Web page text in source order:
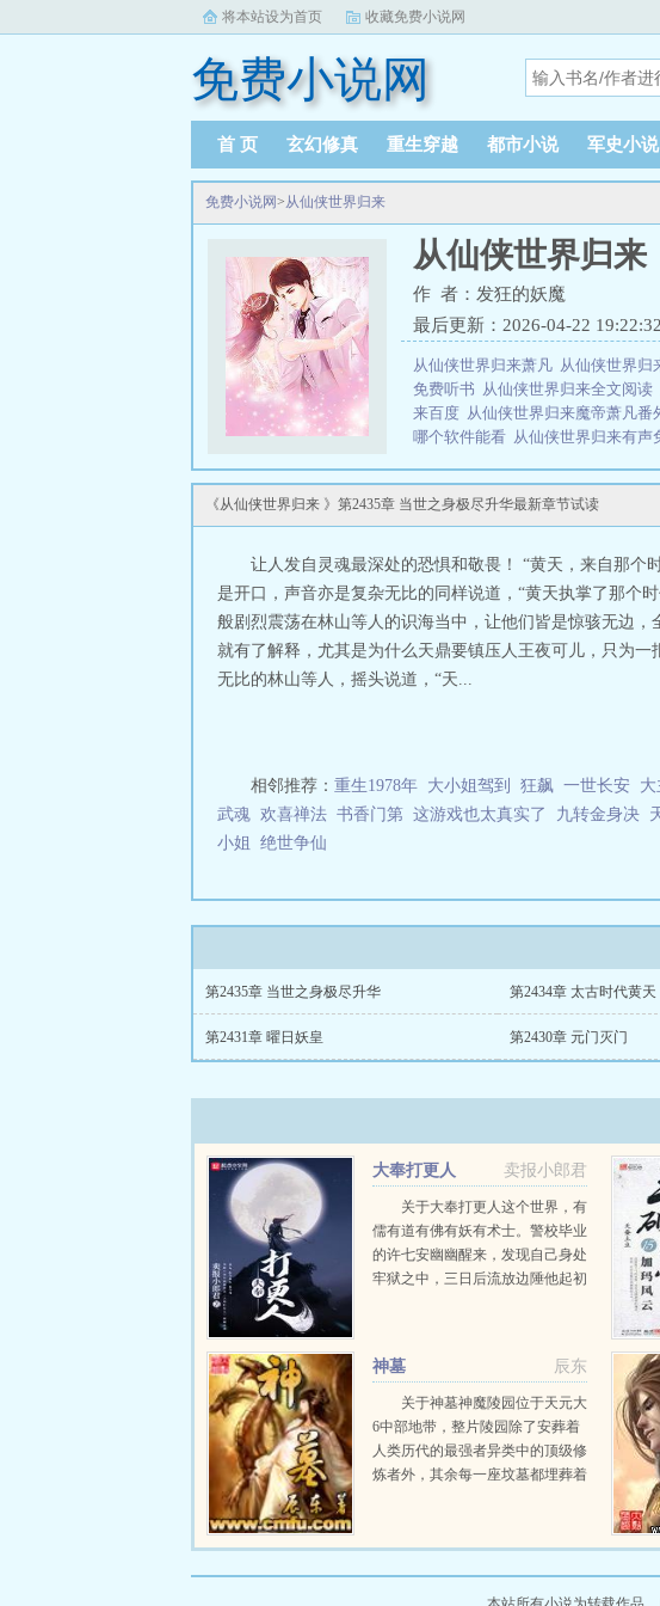
将本站设为首页 收藏免费小说网
免费小说网
首 页 玄幻修真 重生穿越 都市小说 军史小说
免费小说网>从仙侠世界归来
从仙侠世界归来
作 者：发狂的妖魔
最后更新：2026-04-22 19:22:32
从仙侠世界归来萧凡 从仙侠世界归
免费听书 从仙侠世界归来全文阅读
来百度 从仙侠世界归来魔帝萧凡番
哪个软件能看 从仙侠世界归来有声
无弹窗从仙侠世界归来 漫画从仙
世界归来 知乎从仙侠世界归来哪个
归来TXT笔趣阁从仙侠世界归来
凡免费阅读从仙侠世界归来女主
从仙侠世界归来改名了吗 从仙
侠世界归来TXT百度从仙侠世界
第2443章 从仙侠世界归来33从仙
侠世界归来笔趣阁从仙侠世界归
的从仙侠世界归来魔帝萧凡
是去了一个广袤无边，仙神林立，
回，充满无尽沧桑感觉的年青人
一般，其怪异的装饰引得周围的路
《从仙侠世界归来 》第2435章 当世之身极尽升华最新章节试读
让人发自灵魂最深处的恐惧和敬畏！ “黄天，来自那个
是开口，声音亦是复杂无比的同样说道，“黄天执掌了那个
般剧烈震荡在林山等人的识海当中，让他们皆是惊骇无边
就有了解释，尤其是为什么天鼎要镇压人王夜可儿，只为
无比的林山等人，摇头说道，“天...
相邻推荐： 重生1978年 大小姐驾到 狂飙 一世长安 大
武魂 欢喜禅法 书香门第 这游戏也太真实了 九转金身决
小姐
绝世争仙
第2435章 当世之身极尽升华 第2434章 太古时代黄天
第2431章 曜日妖皇 第2430章 元门灭门
卖报小郎君
大奉打更人
关于大奉打更人这个世界，有
儒有道有佛有妖有术士。警校毕业
的许七安幽幽醒来，发现自己身处
牢狱之中，三日后流放边陲他起初
辰东
神墓
关于神墓神魔陵园位于天元大
6中部地带，整片陵园除了安葬着
人类历代的最强者异类中的顶级修
炼者外，其余每一座坟墓都埋葬着
死去万载岁月之后，从远古神墓中